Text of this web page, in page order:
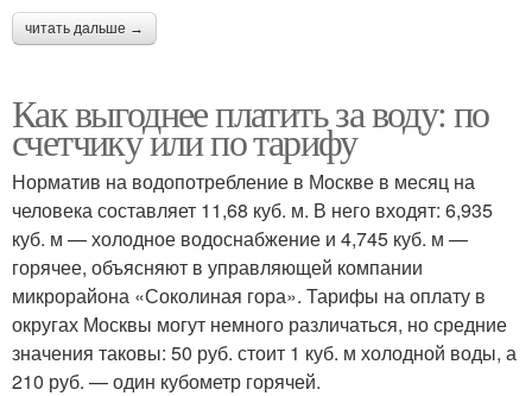
читать дальше →
Как выгоднее платить за воду: по
счетчику или по тарифу
Норматив на водопотребление в Москве в месяц на
человека составляет 11,68 куб. м. В него входят: 6,935
куб. м — холодное водоснабжение и 4,745 куб. м —
горячее, объясняют в управляющей компании
микрорайона «Соколиная гора». Тарифы на оплату в
округах Москвы могут немного различаться, но средние
значения таковы: 50 руб. стоит 1 куб. м холодной воды, а
210 руб. — один кубометр горячей.